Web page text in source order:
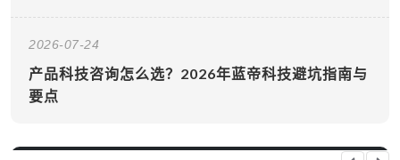
2026-07-24
产品科技咨询怎么选？2026年蓝帝科技避坑指南与
要点